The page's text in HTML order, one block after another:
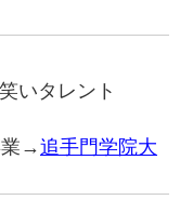
いタレント
業→追手門学院大